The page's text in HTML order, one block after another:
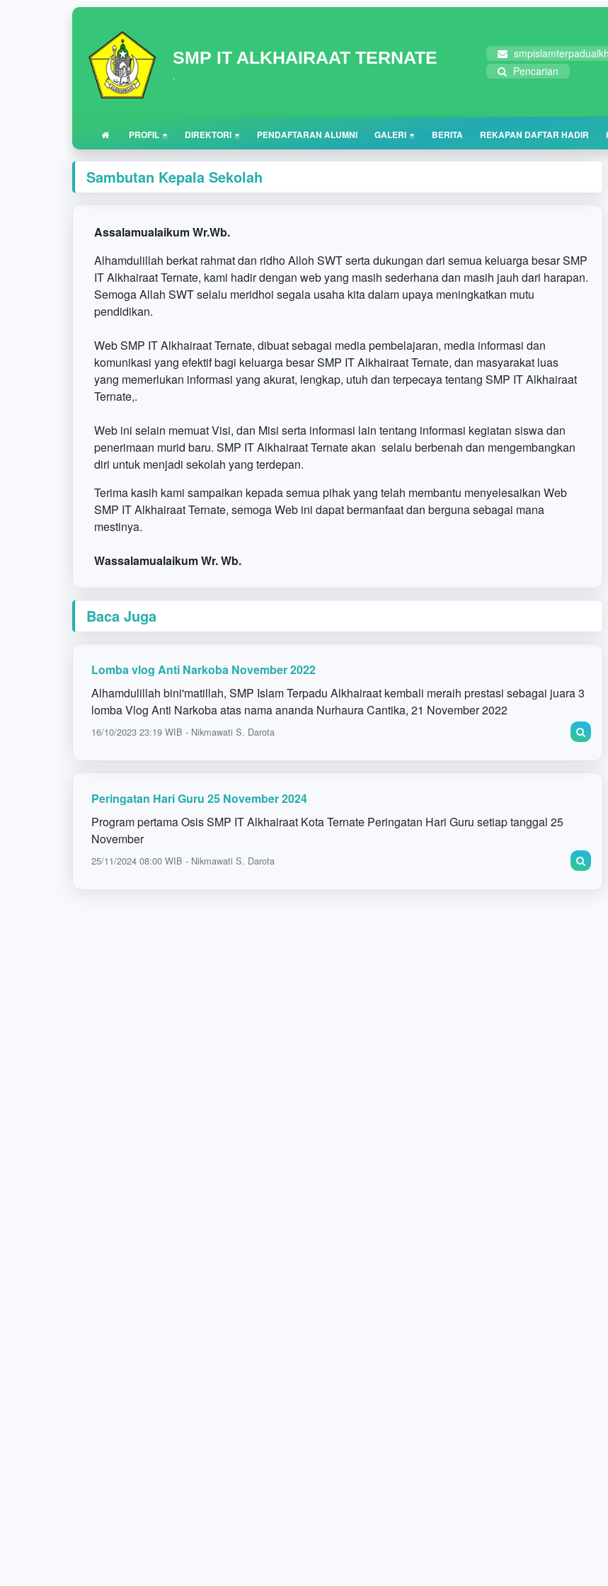
SMP IT ALKHAIRAAT TERNATE
-
Pencarian
PROFIL DIREKTORI PENDAFTARAN ALUMNI GALERI BERITA REKAPAN DAFTAR HADIR
Sambutan Kepala Sekolah
Assalamualaikum Wr.Wb.
Alhamdulillah berkat rahmat dan ridho Alloh SWT serta dukungan dari semua keluarga besar SMP
IT Alkhairaat Ternate, kami hadir dengan web yang masih sederhana dan masih jauh dari harapan.
Semoga Allah SWT selalu meridhoi segala usaha kita dalam upaya meningkatkan mutu
pendidikan.
Web SMP IT Alkhairaat Ternate, dibuat sebagai media pembelajaran, media informasi dan
komunikasi yang efektif bagi keluarga besar SMP IT Alkhairaat Ternate, dan masyarakat luas
yang memerlukan informasi yang akurat, lengkap, utuh dan terpecaya tentang SMP IT Alkhairaat
Ternate,.
Web ini selain memuat Visi, dan Misi serta informasi lain tentang informasi kegiatan siswa dan
penerimaan murid baru. SMP IT Alkhairaat Ternate akan selalu berbenah dan mengembangkan
diri untuk menjadi sekolah yang terdepan.
Terima kasih kami sampaikan kepada semua pihak yang telah membantu menyelesaikan Web
SMP IT Alkhairaat Ternate, semoga Web ini dapat bermanfaat dan berguna sebagai mana
mestinya.
Wassalamualaikum Wr. Wb.
Baca Juga
Lomba vlog Anti Narkoba November 2022
Alhamdulillah bini'matillah, SMP Islam Terpadu Alkhairaat kembali meraih prestasi sebagai juara 3
lomba Vlog Anti Narkoba atas nama ananda Nurhaura Cantika, 21 November 2022
16/10/2023 23:19 WIB - Nikmawati S. Darota
Peringatan Hari Guru 25 November 2024
Program pertama Osis SMP IT Alkhairaat Kota Ternate Peringatan Hari Guru setiap tanggal 25
November
25/11/2024 08:00 WIB - Nikmawati S. Darota